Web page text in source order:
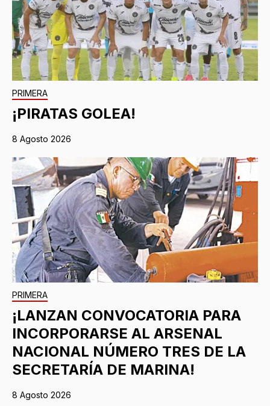
PRIMERA
¡PIRATAS GOLEA!
8 Agosto 2026
PRIMERA
¡LANZAN CONVOCATORIA PARA
INCORPORARSE AL ARSENAL
NACIONAL NÚMERO TRES DE LA
SECRETARÍA DE MARINA!
8 Agosto 2026